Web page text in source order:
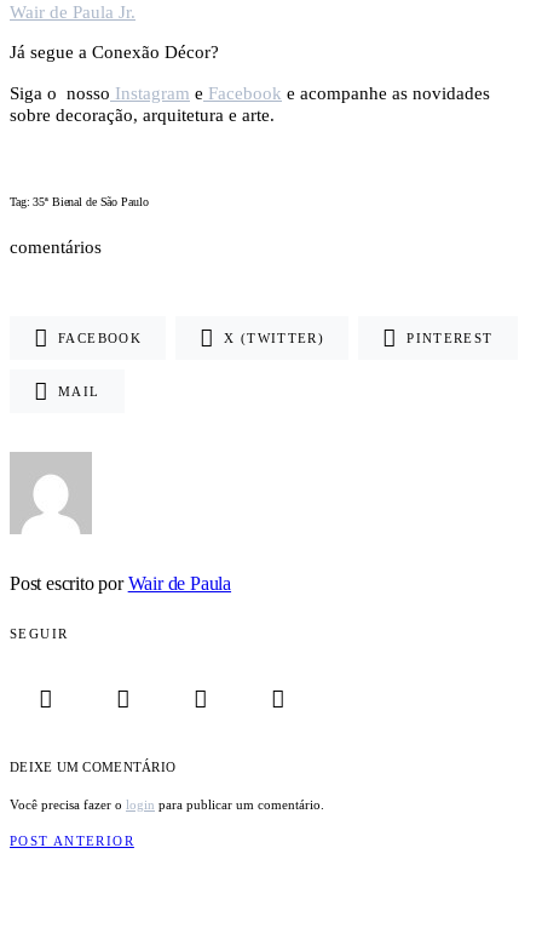
Wair de Paula Jr.
Já segue a Conexão Décor?
Siga o nosso Instagram e Facebook e acompanhe as novidades
sobre decoração, arquitetura e arte.
Tag: 35ª Bienal de São Paulo
comentários
FACEBOOK X (TWITTER) PINTEREST
MAIL
Post escrito por Wair de Paula
SEGUIR
DEIXE UM COMENTÁRIO
Você precisa fazer o login para publicar um comentário.
POST ANTERIOR